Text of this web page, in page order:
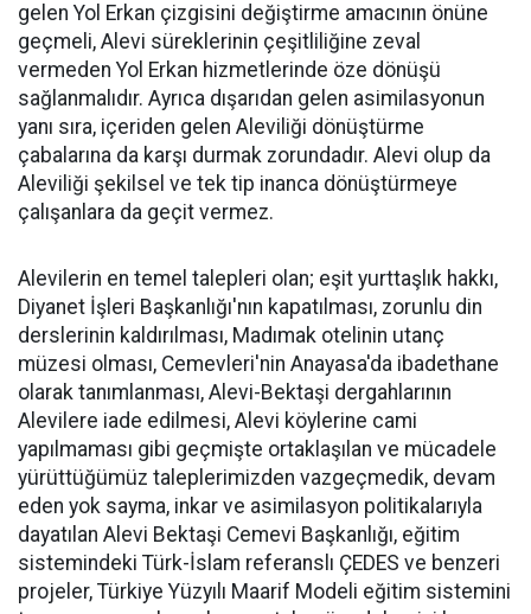
gelen Yol Erkan çizgisini değiştirme amacının önüne
geçmeli, Alevi süreklerinin çeşitliliğine zeval
vermeden Yol Erkan hizmetlerinde öze dönüşü
sağlanmalıdır. Ayrıca dışarıdan gelen asimilasyonun
yanı sıra, içeriden gelen Aleviliği dönüştürme
çabalarına da karşı durmak zorundadır. Alevi olup da
Aleviliği şekilsel ve tek tip inanca dönüştürmeye
çalışanlara da geçit vermez.
Alevilerin en temel talepleri olan; eşit yurttaşlık hakkı,
Diyanet İşleri Başkanlığı'nın kapatılması, zorunlu din
derslerinin kaldırılması, Madımak otelinin utanç
müzesi olması, Cemevleri'nin Anayasa'da ibadethane
olarak tanımlanması, Alevi-Bektaşi dergahlarının
Alevilere iade edilmesi, Alevi köylerine cami
yapılmaması gibi geçmişte ortaklaşılan ve mücadele
yürüttüğümüz taleplerimizden vazgeçmedik, devam
eden yok sayma, inkar ve asimilasyon politikalarıyla
dayatılan Alevi Bektaşi Cemevi Başkanlığı, eğitim
sistemindeki Türk-İslam referanslı ÇEDES ve benzeri
projeler, Türkiye Yüzyılı Maarif Modeli eğitim sistemini